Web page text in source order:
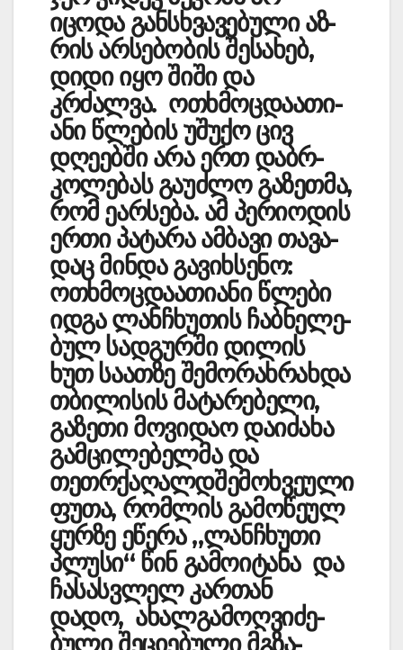
იცოდა განსხვავებული აზ­­
რის არსებობის შესა­ხებ,
დიდი იყო შიში და
კრძალვა. ოთხმოცდა­ათ­ი­
ანი წლების უშუქო ცივ
დღეებში არა ერთ დაბრ­
კოლებას გაუძლო გაზ­ეთმა,
რომ ეარსება. ამ პერიოდის
ერთი პატა­რა ამბავი თავა­
დაც მინდა გავიხსენო:
ოთხ­მოც­­დ­ა­ათ­იანი წლე­­­­ბი
იდგა ლანჩხ­უთ­ის ჩაბნ­ელე­
ბულ სადგუ­რში დი­­ლის
ხუთ საათზე შემო­რახ­რახდა
თბილ­ის­ის მატა­რე­ბელი,
გაზე­თი მოვიდაო და­იძახა
გამცილებელმა და
თეთრქაღა­ლ­დ­შემოხ­ვე­ული
ფუ­თა, რომლის გამოწ­ეულ
ყუ­რზე ეწერა „ლა­ნჩხუთი
პლუ­სი“ წინ გამოიტანა და
ჩა­ს­­ას­ვლელ კა­რთან
დადო, ახალ­გამო­ღვი­ძ­ე­
ბული შე­ცი­ებ­ული მგზა­